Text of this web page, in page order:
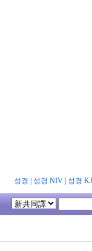
성경 성경 NIV| 성경